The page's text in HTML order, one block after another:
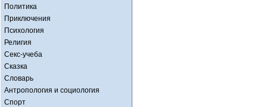
Политика
Приключения
Психология
Религия
Секс-учеба
Сказка
Словарь
Антропология и социология
Спорт